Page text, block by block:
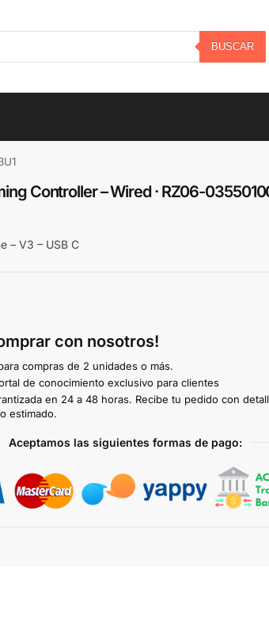
BUSCAR
Controller – Wired · RZ06-
– V3 – USB C
con nosotros!
compras de 2 unidades o más.
de conocimiento exclusivo para clientes
en 24 a 48 horas. Recibe tu pedido con
estimado.
Aceptamos las siguientes formas de pago: